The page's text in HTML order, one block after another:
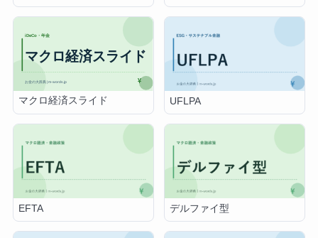
マクロ経済スライド UFLPA
EFTA デルファイ型